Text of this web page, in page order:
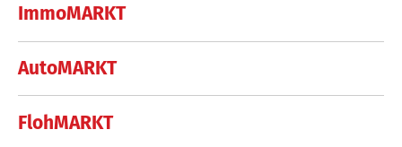
ImmoMARKT
AutoMARKT
FlohMARKT